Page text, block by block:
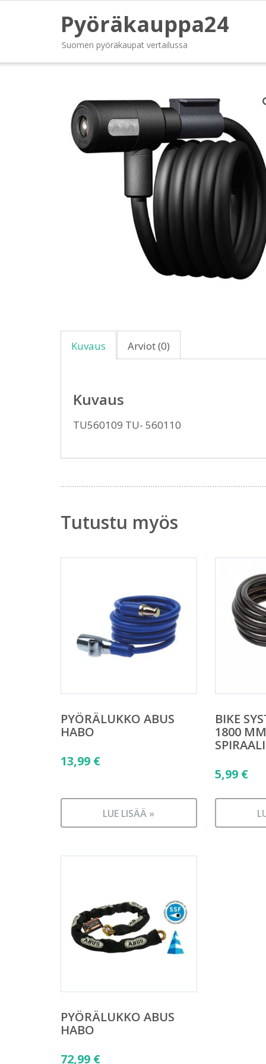
Pyöräkauppa24
Suomen pyöräkaupat vertailussa
Kuvaus Arviot (0)
Kuvaus
TU560109 TU- 560110
Tutustu myös
PYÖRÄLUKKO ABUS
HABO
13,99 €
LUE LISÄÄ »
BIKE
1800
5,99 €
PYÖRÄLUKKO ABUS
HABO
72,99 €